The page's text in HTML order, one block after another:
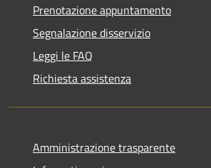
Prenotazione appuntamento
Segnalazione disservizio
Leggi le FAQ
Richiesta assistenza
Amministrazione trasparente